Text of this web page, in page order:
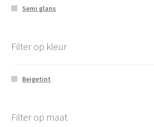
Semi glans
Filter op kleur
Beigetint
Filter op maat